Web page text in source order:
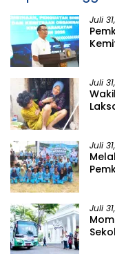
Juli
Juli
Juli
Juli